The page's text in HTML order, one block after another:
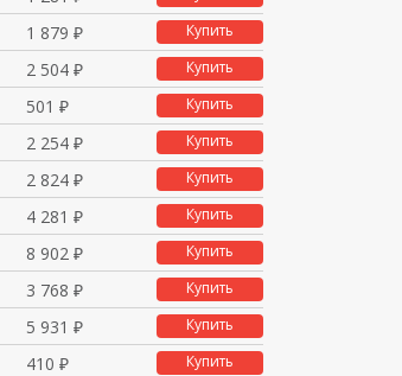
1 879 ₽ Купить
2 504 ₽ Купить
501 ₽ Купить
2 254 ₽ Купить
2 824 ₽ Купить
4 281 ₽ Купить
8 902 ₽ Купить
3 768 ₽ Купить
5 931 ₽ Купить
410 ₽ Купить